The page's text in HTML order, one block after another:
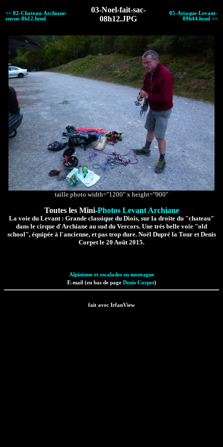
<< 02-Chateau-Archiane-
envue-8h12.html
03-Noel-fait-sac-
08h12.JPG
05-Attaque-Levant-
09h44.html >>
taille photo width="1200" x height="900"
Toutes les Mini-Photos Levant Archiane
La voie du Levant : Grande classique du Diois, sur la droite du "chateau"
dans le cirque d'Archiane au sud du Vercors. Une très belle voie "old
school", équipée à l'ancienne, et pas trop dure. Noël Dupré la Tour et Denis
Corpet le 20 Août 2015.
Alpinisme et escalades en montagne
E-mail (en bas de page Denis Corpet)
fait avec IrfanView